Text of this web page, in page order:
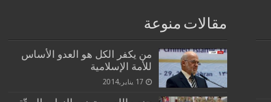
مقالات منوعة
من يكفر الكل هو العدو الأساس
للأمة الإسلامية
17 يناير,2014